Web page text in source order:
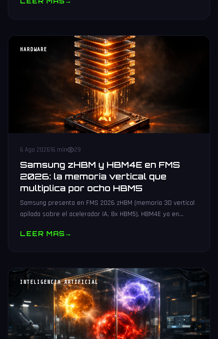
HARDWARE
6 Ago 202616 min 29
Samsung zHBM y HBM4E en FMS
2026: la memoria vertical que
multiplica por ocho HBM5
Samsung presenta en FMS 2026 zHBM (memoria 3D vertical
apilada sobre el acelerador IA, 8x HBM5), HBM4E ya en
LEER MAS→
INTELIGENCIA ARTIFICIAL